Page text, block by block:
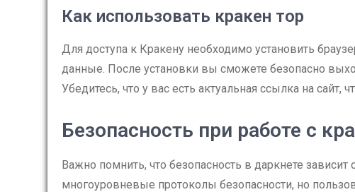
Как использовать кракен тор
Для доступа к Кракену необходимо установить
данные. После установки вы сможете безопасно
Убедитесь, что у вас есть актуальная ссылка на сайт,
Безопасность при работе с
Важно помнить, что безопасность в даркнете
многоуровневые протоколы безопасности, но